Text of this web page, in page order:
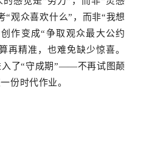
观众喜欢什么”，而非“我想
作变成“争取观众最大公约
再精准，也难免缺少惊喜。
入了“守成期”——不再试图颠
一份时代作业。